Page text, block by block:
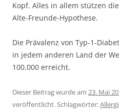
Kopf. Alles in allem stützen
Alte-Freunde-Hypothese.
Die Prävalenz von Typ-1-
in jedem anderen Land der
100.000 erreicht.
Dieser Beitrag wurde am 23. Mai
veröffentlicht. Schlagwörter: